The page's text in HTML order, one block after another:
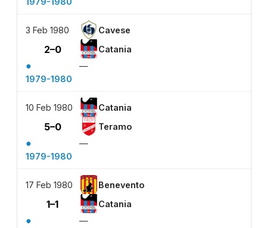
3 Feb 1980 Cavese
2–0 Catania
●
—
1979-1980
10 Feb 1980 Catania
5–0 Teramo
●
—
1979-1980
17 Feb 1980 Benevento
1–1 Catania
●
—